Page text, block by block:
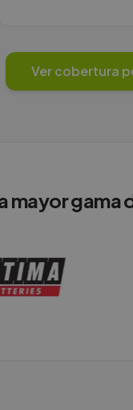
Ver cobertura
mayor gama